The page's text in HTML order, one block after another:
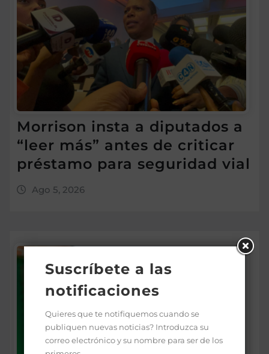
Morrison insta a diputados a
“leer más” antes de criticar
préstamo para seguridad vial
Ago 5, 2026
Suscríbete a las
notificaciones
Quieres que te notifiquemos cuando se
publiquen nuevas noticias? Introduzca su
correo electrónico y su nombre para ser de los